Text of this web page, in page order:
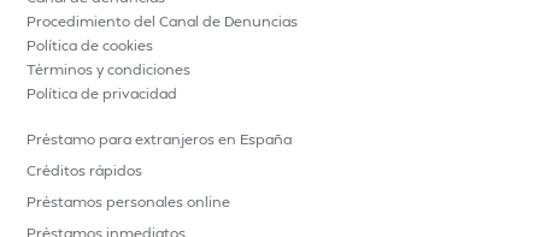
Procedimiento del Canal de Denuncias
Política de cookies
Términos y condiciones
Política de privacidad
Préstamo para extranjeros en España
Créditos rápidos
Préstamos personales online
Préstamos inmediatos